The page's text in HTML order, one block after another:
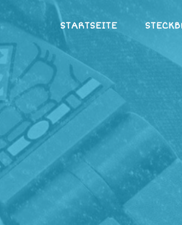
Zum
Inhalt
springen
STARTSEITE